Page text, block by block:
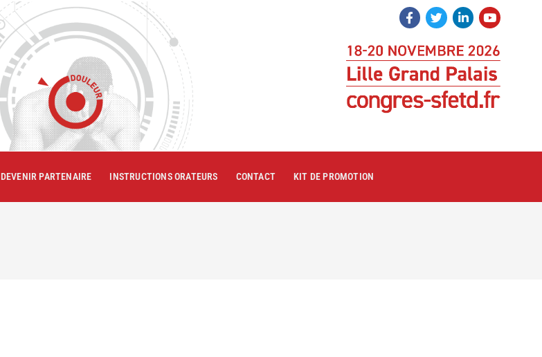
DEVENIR PARTENAIRE INSTRUCTIONS ORATEURS CONTACT KIT DE PROMOTION